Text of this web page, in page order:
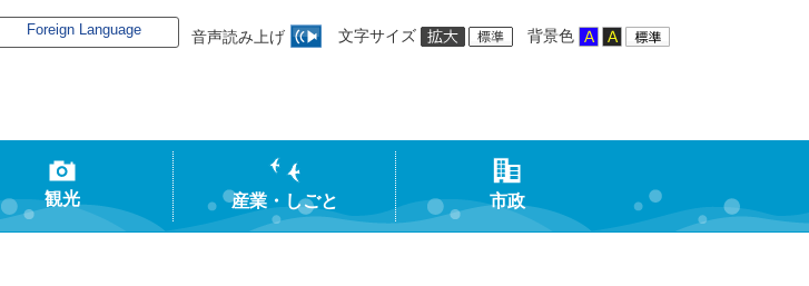
音声読み上げ 文字サイズ 背景色
Foreign Language
観光 産業・しごと 市政